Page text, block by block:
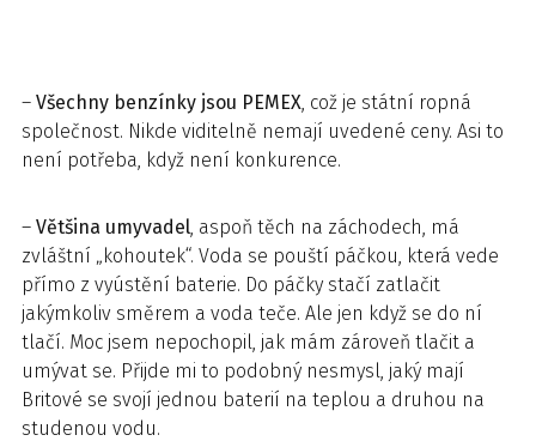
– Všechny benzínky jsou PEMEX, což je státní ropná
společnost. Nikde viditelně nemají uvedené ceny. Asi to
není potřeba, když není konkurence.
– Většina umyvadel, aspoň těch na záchodech, má
zvláštní „kohoutek“. Voda se pouští páčkou, která vede
přímo z vyústění baterie. Do páčky stačí zatlačit
jakýmkoliv směrem a voda teče. Ale jen když se do ní
tlačí. Moc jsem nepochopil, jak mám zároveň tlačit a
umývat se. Přijde mi to podobný nesmysl, jaký mají
Britové se svojí jednou baterií na teplou a druhou na
studenou vodu.